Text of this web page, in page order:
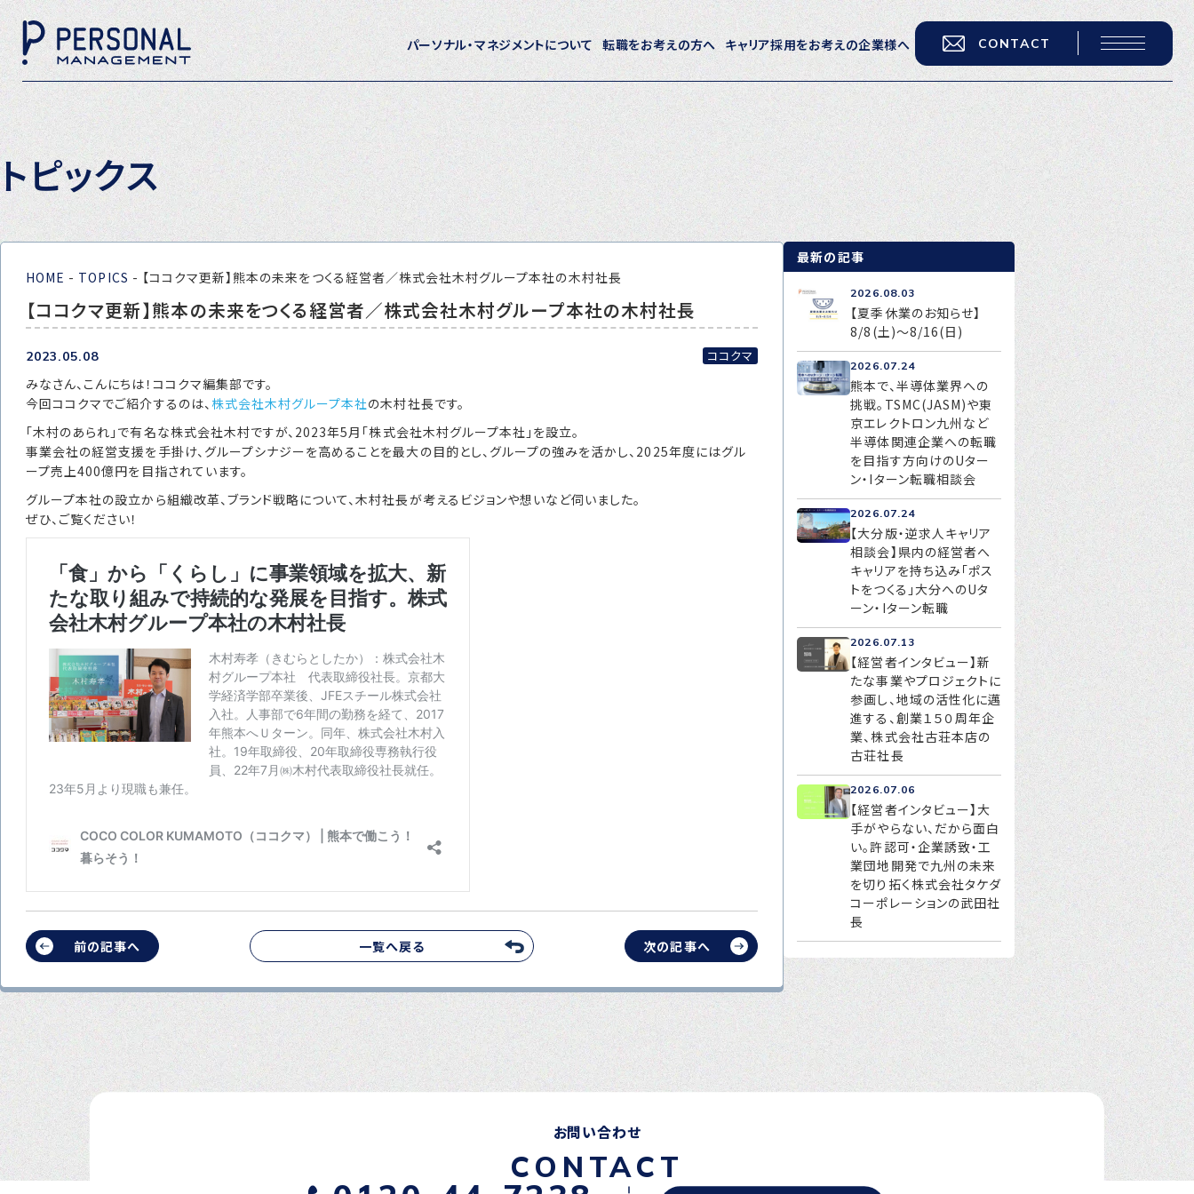
パーソナル・マネジメントについて 転職をお考えの方へ キャリア採用をお考えの企業様へ CONTACT
ホーム
パーソナル・マネジメントについて
会社概要
採用情報
トピックス
転職をお考えの方へ
転職エージェントサービス
転職相談会
転職者の声
キャリア採用をお考えの企業様へ
選ばれる４つの理由
４つの特長で解決
独自の採用スキーム
お問い合わせ
プライバシーポリシー
トピックス
HOME - TOPICS - 【ココクマ更新】熊本の未来をつくる経営者／株式会社木村グループ本社の木村社長
【ココクマ更新】熊本の未来をつくる経営者／株式会社木村グループ本社の木村社長
2023.05.08 ココクマ
みなさん、こんにちは！ココクマ編集部です。
今回ココクマでご紹介するのは、 株式会社木村グループ本社の木村社長です。
「木村のあられ」で有名な株式会社木村ですが、2023年5月「株式会社木村グループ本社」を設立。
事業会社の経営支援を手掛け、グループシナジーを高めることを最大の目的とし、グループの強みを活かし、2025年度にはグル
ープ売上400億円を目指されています。
グループ本社の設立から組織改革、ブランド戦略について、木村社長が考えるビジョンや想いなど伺いました。
ぜひ、ご覧ください！
前の記事へ 一覧へ戻る 次の記事へ
最新の記事
2026.08.03
【夏季休業のお知らせ】
8/8(土)～8/16(日)
2026.07.24
熊本で、半導体業界への
挑戦。TSMC(JASM)や東
京エレクトロン九州など
半導体関連企業への転職
を目指す方向けのUター
ン・Iターン転職相談会
2026.07.24
【大分版・逆求人キャリア
相談会】県内の経営者へ
キャリアを持ち込み「ポス
トをつくる」大分へのUタ
ーン・Iターン転職
2026.07.13
【経営者インタビュー】新
たな事業やプロジェクトに
参画し、地域の活性化に邁
進する、創業１５０周年企
業、株式会社古荘本店の
古荘社長
2026.07.06
【経営者インタビュー】大
手がやらない、だから面白
い。許認可・企業誘致・工
業団地開発で九州の未来
を切り拓く株式会社タケダ
コーポレーションの武田社
長
お問い合わせ
CONTACT